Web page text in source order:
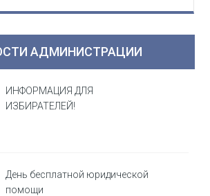
АДМИНИСТРАЦИИ
ИНФОРМАЦИЯ ДЛЯ
ИЗБИРАТЕЛЕЙ!
День бесплатной юридической
помощи